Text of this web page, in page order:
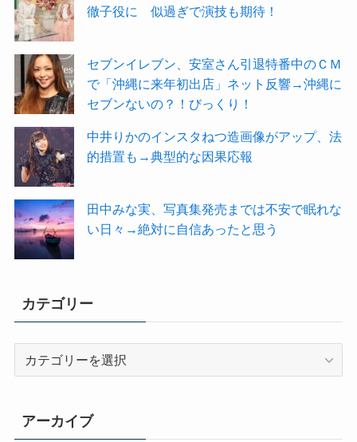
徹子役に 似過ぎで演技も期待！
セブンイレブン、安室さん引退特番中のＣＭ
で「沖縄に来年初出店」ネット反響→沖縄に
セブンないの？！びっくり！
中井りかのインスタねつ造画像がアップ、法
的措置も→典型的な因果応報
田中みな実、写真集発売までは不安で眠れな
い日々→絶対に自信あったと思う
カテゴリー
ー
アーカイブ